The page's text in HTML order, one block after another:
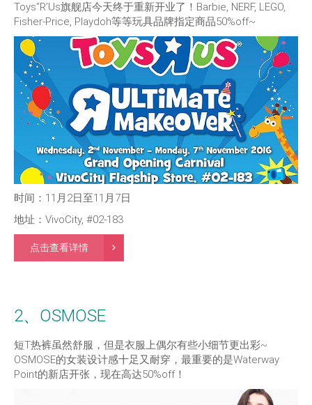
Toys”R’Us旗舰店今天终于重新开业了！Barbie, NERF, LEGO,
Fisher-Price, Playdoh等等玩具品牌指定商品50%off~
时间：11月2日至11月7日
地址：VivoCity, #02-183
点击查看详情
2、OSMOSE
短T热裤虽然舒服，但是衣服上偶尔有些小细节更出彩~
OSMOSE的女装设计感十足又耐穿，最重要的是Waterway
Point的新店开张，现在高达50%off！